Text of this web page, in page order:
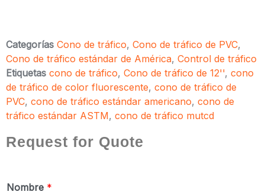
Categorías Cono de tráfico, Cono de tráfico de PVC,
Cono de tráfico estándar de América, Control de tráfico
Etiquetas cono de tráfico, Cono de tráfico de 12'', cono
de tráfico de color fluorescente, cono de tráfico de
PVC, cono de tráfico estándar americano, cono de
tráfico estándar ASTM, cono de tráfico mutcd
Request for Quote
Nombre *